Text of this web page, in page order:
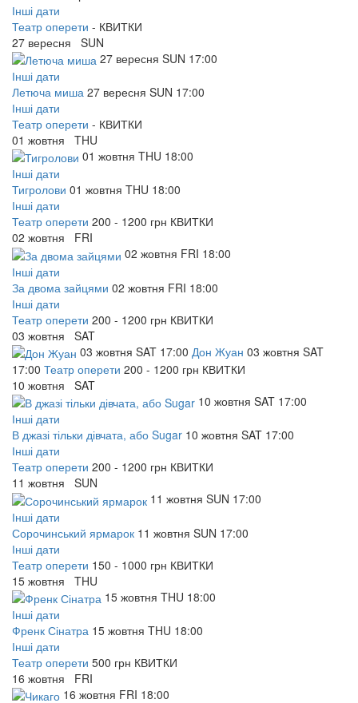
Інші дати
Театр оперети - КВИТКИ
27 вересня SUN
27 вересня SUN 17:00
Інші дати
Летюча миша 27 вересня SUN 17:00
Інші дати
Театр оперети - КВИТКИ
01 жовтня THU
01 жовтня THU 18:00
Інші дати
Тигролови 01 жовтня THU 18:00
Інші дати
Театр оперети 200 - 1200 грн КВИТКИ
02 жовтня FRI
02 жовтня FRI 18:00
Інші дати
За двома зайцями 02 жовтня FRI 18:00
Інші дати
Театр оперети 200 - 1200 грн КВИТКИ
03 жовтня SAT
03 жовтня SAT 17:00 Дон Жуан 03 жовтня SAT
17:00 Театр оперети 200 - 1200 грн КВИТКИ
10 жовтня SAT
10 жовтня SAT 17:00
Інші дати
В джазі тільки дівчата, або Sugar 10 жовтня SAT 17:00
Інші дати
Театр оперети 200 - 1200 грн КВИТКИ
11 жовтня SUN
11 жовтня SUN 17:00
Інші дати
Сорочинський ярмарок 11 жовтня SUN 17:00
Інші дати
Театр оперети 150 - 1000 грн КВИТКИ
15 жовтня THU
15 жовтня THU 18:00
Інші дати
Френк Сінатра 15 жовтня THU 18:00
Інші дати
Театр оперети 500 грн КВИТКИ
16 жовтня FRI
16 жовтня FRI 18:00